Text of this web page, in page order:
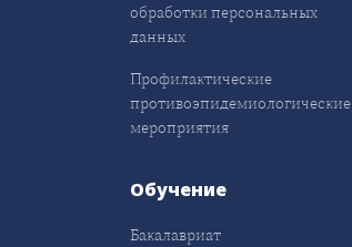
обработки персональных
данных
Профилактические
противоэпидемиологические
мероприятия
Обучение
Бакалавриат